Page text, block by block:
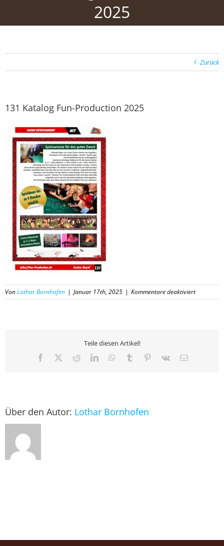
2025
Zurück
131 Katalog Fun-Production 2025
VonLothar Bornhofen | Januar 17th, 2025 | Kommentare deaktiviertfür
131
Teile diesen Artikel!
Facebook RedditLinkedInWhatsApp
Tumblr Pinterest
Vk
E-
Über den Autor: Lothar Bornhofen